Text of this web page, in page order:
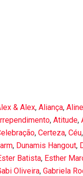
& Alex, Aliança,
, Atitude,
, Certeza, Céu,
, Dunamis Hangout,
Batista, Esther
Oliveira, Gabriela